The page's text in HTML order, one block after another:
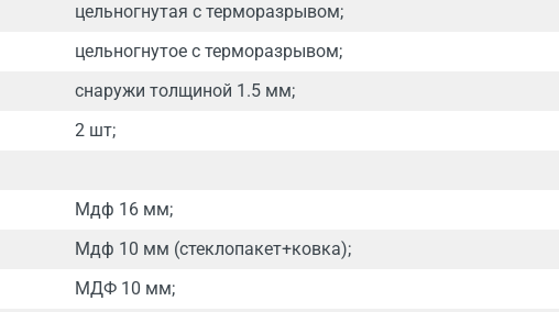
цельногнутая с терморазрывом;
цельногнутое с терморазрывом;
снаружи толщиной 1.5 мм;
2 шт;
Мдф 16 мм;
Мдф 10 мм (стеклопакет+ковка);
МДФ 10 мм;